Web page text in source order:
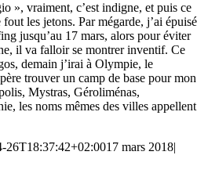
», vraiment, c’est indigne, et puis ce
les jetons. Par mégarde, j’ai épuisé
jusqu’au 17 mars, alors pour éviter
il va falloir se montrer inventif. Ce
demain j’irai à Olympie, le
trouver un camp de base pour mon
Mystras, Géroliménas,
les noms mêmes des villes appellent
26T18:37:42+02:0017 mars 2018|